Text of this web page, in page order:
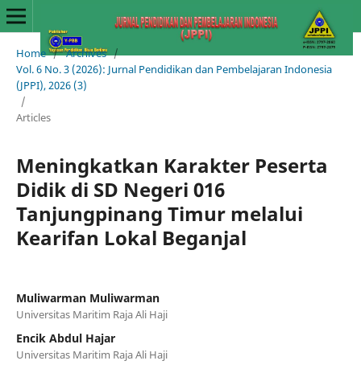
Home / Archives /
Vol. 6 No. 3 (2026): Jurnal Pendidikan dan Pembelajaran Indonesia
(JPPI), 2026 (3)
/
Articles
Meningkatkan Karakter Peserta
Didik di SD Negeri 016
Tanjungpinang Timur melalui
Kearifan Lokal Beganjal
Muliwarman Muliwarman
Universitas Maritim Raja Ali Haji
Encik Abdul Hajar
Universitas Maritim Raja Ali Haji